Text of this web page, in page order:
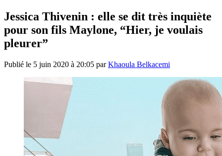
Jessica Thivenin : elle se dit très inquiète
pour son fils Maylone, “Hier, je voulais
pleurer”
Publié le 5 juin 2020 à 20:05 parKhaoula Belkacemi